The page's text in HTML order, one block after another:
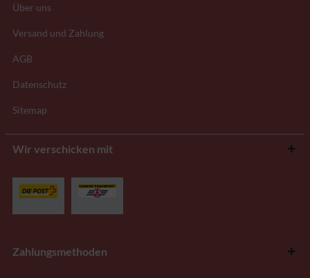
Über uns
Versand und Zahlung
AGB
Datenschutz
Sitemap
Wir verschicken mit
Zahlungsmethoden